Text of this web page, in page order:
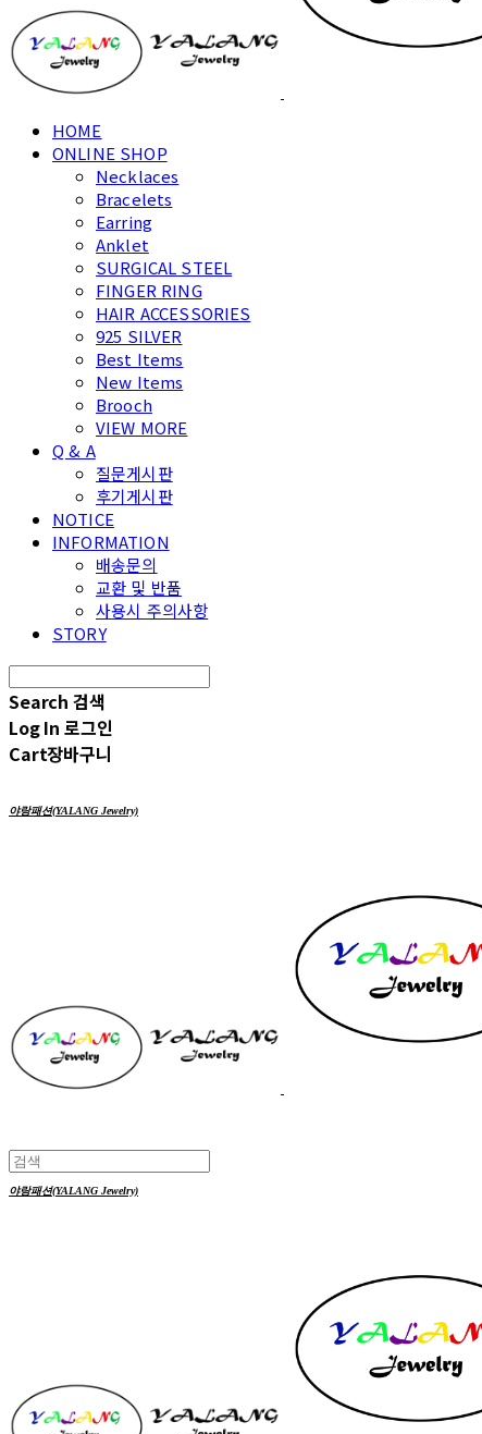
HOME
ONLINE SHOP
Necklaces
Bracelets
Earring
Anklet
SURGICAL STEEL
FINGER RING
HAIR ACCESSORIES
925 SILVER
Best Items
New Items
Brooch
VIEW MORE
Q & A
질문게시판
후기게시판
NOTICE
INFORMATION
배송문의
교환 및 반품
사용시 주의사항
STORY
Search 검색
Log In 로그인
Cart장바구니
야랑패션(YALANG Jewelry)
야랑패션(YALANG Jewelry)